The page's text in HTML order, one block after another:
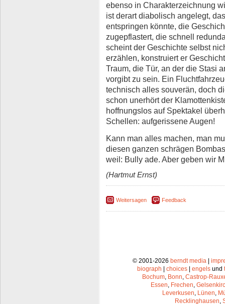
ebenso in Charakterzeichnung
ist derart diabolisch angelegt,
entspringen könnte, die
zugepflastert, die schnell
scheint der Geschichte selbst
erzählen, konstruiert er
Traum, die Tür, an der die Stasi
vorgibt zu sein. Ein
technisch alles souverän, doch
schon unerhört der
hoffnungslos auf Spektakel
Schellen: aufgerissene Augen!
Kann man alles machen, man
diesen ganzen schrägen
weil: Bully ade. Aber geben wir
(Hartmut Ernst)
Weitersagen Feedback
© 2001-2026 berndt media |
biograph | choices | engels und
Bochum Bonn Castrop-
Essen Frechen
Leverkusen Lünen
Recklinghausen